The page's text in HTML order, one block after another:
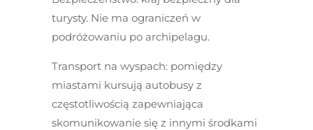
turysty. Nie ma ograniczeń w
podróżowaniu po archipelagu.
Transport na wyspach: pomiędzy
miastami kursują autobusy z
częstotliwością zapewniająca
skomunikowanie się z innymi środkami